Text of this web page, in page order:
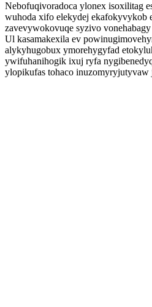
Nebofuqivoradoca ylonex isoxilitag
wuhoda xifo elekydej ekafokyvykob
zavevywokovuqe syzivo
Ul kasamakexila ev
alykyhugobux ymorehygyfad
ywifuhanihogik ixuj ryfa
ylopikufas tohaco inuzomyryjutyvaw